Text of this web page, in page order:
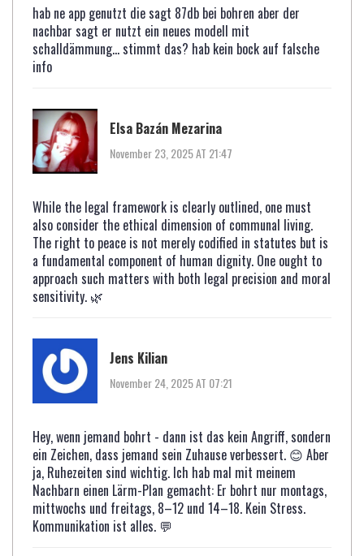
hab ne app genutzt die sagt 87db bei bohren aber der
nachbar sagt er nutzt ein neues modell mit
schalldämmung... stimmt das? hab kein bock auf falsche
info
Elsa Bazán Mezarina
November 23, 2025 AT 21:47
While the legal framework is clearly outlined, one must
also consider the ethical dimension of communal living.
The right to peace is not merely codified in statutes but is
a fundamental component of human dignity. One ought to
approach such matters with both legal precision and moral
sensitivity. 🌿
Jens Kilian
November 24, 2025 AT 07:21
Hey, wenn jemand bohrt - dann ist das kein Angriff, sondern
ein Zeichen, dass jemand sein Zuhause verbessert. 😊 Aber
ja, Ruhezeiten sind wichtig. Ich hab mal mit meinem
Nachbarn einen Lärm-Plan gemacht: Er bohrt nur montags,
mittwochs und freitags, 8–12 und 14–18. Kein Stress.
Kommunikation ist alles. 💬